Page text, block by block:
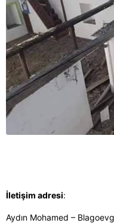
İletişim adresi:
Aydın Mohamed –